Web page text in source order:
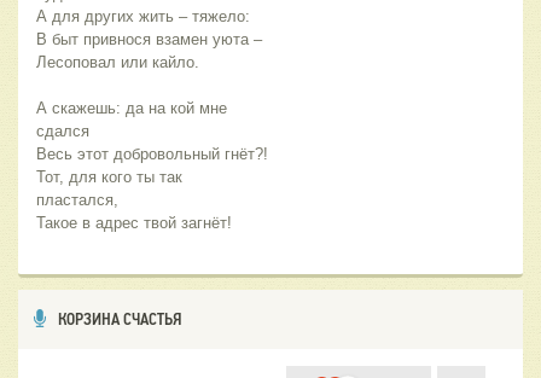
А для других жить – тяжело:
В быт привнося взамен уюта –
Лесоповал или кайло.
А скажешь: да на кой мне
сдался
Весь этот добровольный гнёт?!
Тот, для кого ты так
пластался,
Такое в адрес твой загнёт!
КОРЗИНА СЧАСТЬЯ